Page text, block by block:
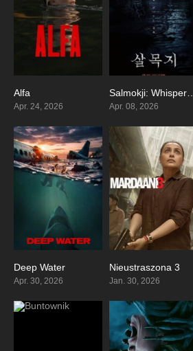
Alfa
Apr. 24, 2026
6.3
Salmokji: Whispering Water
Apr. 08, 2026
Deep Water
Apr. 30, 2026
Nieustraszona 3
Jan. 30, 2026